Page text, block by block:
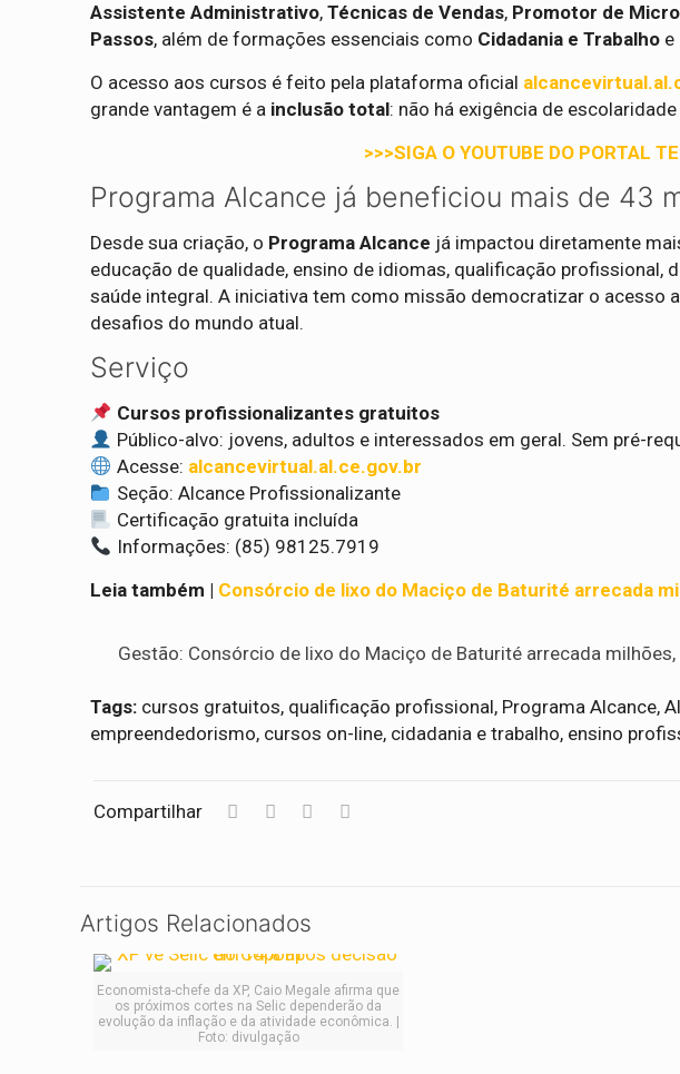
Assistente Administrativo,Técnicas de Vendas, Promotor de
Passos, além de formações essenciais como Cidadania e Trabalho e
O acesso aos cursos é feito pela plataforma oficial
grande vantagem é a inclusão total: não há exigência de
>>>SIGA O YOUTUBE DO PORTAL
Programa Alcance já beneficiou mais de 43
Desde sua criação, o Programa Alcance já impactou diretamente
educação de qualidade, ensino de idiomas, qualificação
saúde integral. A iniciativa tem como missão democratizar o acesso
desafios do mundo atual.
Serviço
Cursos profissionalizantes gratuitos
Público-alvo: jovens, adultos e interessados em geral. Sem pré-
Acesse: alcancevirtual.al.ce.gov.br
Seção: Alcance Profissionalizante
Certificação gratuita incluída
Informações: (85) 98125.7919
Leia também | Consórcio de lixo do Maciço de Baturité arrecada
Gestão: Consórcio de lixo do Maciço de Baturité arrecada
Tags: cursos gratuitos, qualificação profissional, Programa Alcance,
empreendedorismo, cursos on-line, cidadania e trabalho, ensino
Compartilhar
Artigos Relacionados
Economista-chefe da XP, Caio Megale afirma que
os próximos cortes na Selic dependerão da
evolução da inflação e da atividade econômica. |
Foto: divulgação